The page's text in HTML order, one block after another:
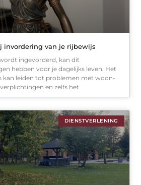
invordering van je rijbewijs
ingevorderd, kan dit
hebben voor je dagelijks leven. Het
kan leiden tot problemen met woon-
en zelfs het
DIENSTVERLENING